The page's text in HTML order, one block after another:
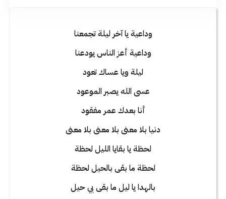
وداعية يا آخر ليلة تجمعنا
وداعية أعز الناس يودعنا
ليلة ويا عساك تعود
عسى الله يصبر الموعود
أنا بعدك عمر مفقود
دنيا بلا معنى بلا معنى بلا معنى
لحظة يا بقايا الليل لحظة
لحظة ما بقى بالحيل لحظة
بالهدا يا ليل ما بقى بي حيل